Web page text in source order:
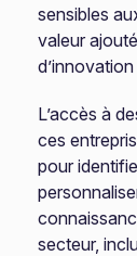
sensibles
valeur
L’accès à
ces
pour
secteur,